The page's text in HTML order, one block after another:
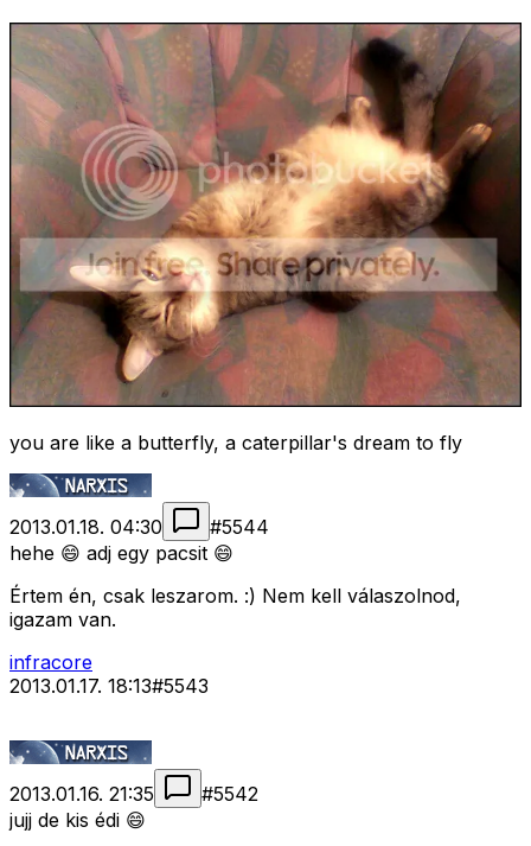
you are like a butterfly, a caterpillar's dream to fly
2013.01.18. 04:30 #5544
hehe 😄 adj egy pacsit 😄
Értem én, csak leszarom. :) Nem kell válaszolnod,
igazam van.
infracore
2013.01.17. 18:13#5543
2013.01.16. 21:35 #5542
jujj de kis édi 😄